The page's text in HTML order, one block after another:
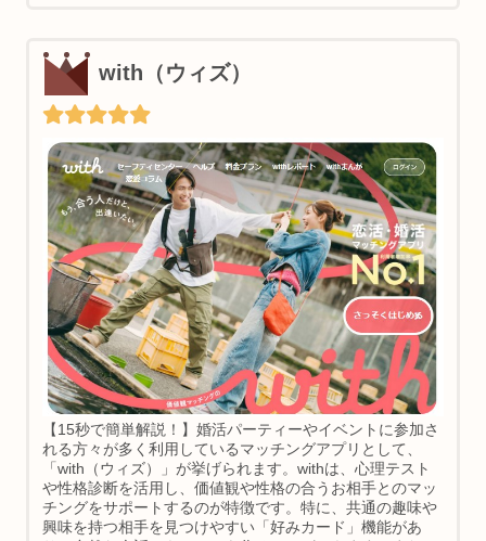
with（ウィズ）
【15秒で簡単解説！】婚活パーティーやイベントに参加さ
れる方々が多く利用しているマッチングアプリとして、
「with（ウィズ）」が挙げられます。withは、心理テスト
や性格診断を活用し、価値観や性格の合うお相手とのマッ
チングをサポートするのが特徴です。特に、共通の趣味や
興味を持つ相手を見つけやすい「好みカード」機能があ